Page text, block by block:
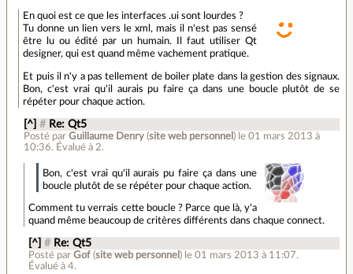
En quoi est ce que les interfaces .ui sont lourdes ?
Tu donne un lien vers le xml, mais il n'est pas sensé
être lu ou édité par un humain. Il faut utiliser Qt
designer, qui est quand même vachement pratique.
Et puis il n'y a pas tellement de boiler plate dans la gestion des signaux.
Bon, c'est vrai qu'il aurais pu faire ça dans une boucle plutôt de se
répéter pour chaque action.
[^] # Re: Qt5
Posté par Guillaume Denry(site web personnel ) le 01 mars 2013 à
10:36. Évalué à 2.
Bon, c'est vrai qu'il aurais pu faire ça dans une
boucle plutôt de se répéter pour chaque action.
Comment tu verrais cette boucle ? Parce que là, y'a
quand même beaucoup de critères différents dans chaque connect.
[^] # Re: Qt5
Posté parGof (site web personnel ) le 01 mars 2013 à 11:07.
Évalué à4.